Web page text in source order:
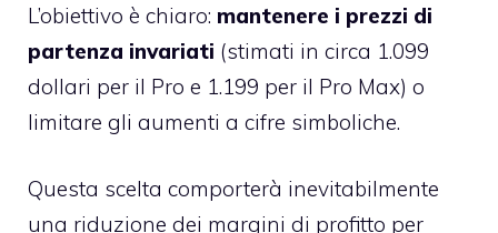
L’obiettivo è chiaro: mantenere i prezzi di
partenza invariati (stimati in circa 1.099
dollari per il Pro e 1.199 per il Pro Max) o
limitare gli aumenti a cifre simboliche.
Questa scelta comporterà inevitabilmente
una riduzione dei margini di profitto per